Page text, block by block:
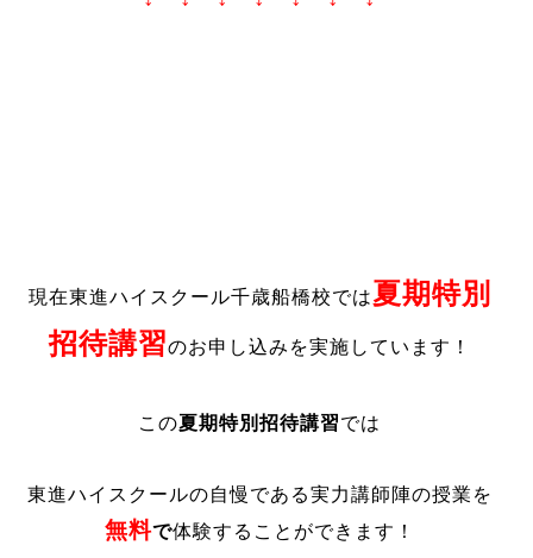
現在東進ハイスクール千歳船橋校では夏期特別
招待講習のお申し込みを実施しています！
この夏期特別招待講習では
東進ハイスクールの自慢である実力講師陣の授業を
無料で体験することができます！